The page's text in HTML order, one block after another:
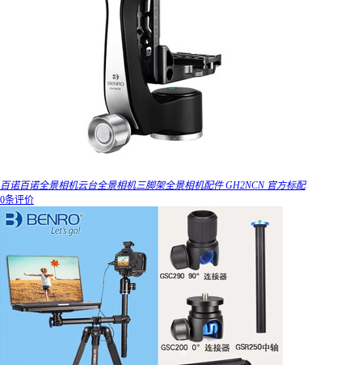
百诺百诺全景相机云台全景相机三脚架全景相机配件 GH2NCN 官方标配
0条评价